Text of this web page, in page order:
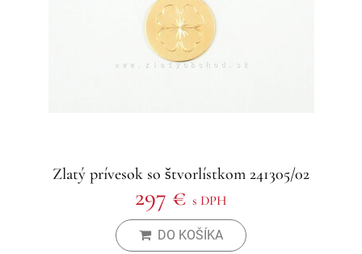
Zlatý prívesok so štvorlístkom 241305/02
297 € s DPH
DO KOŠÍKA